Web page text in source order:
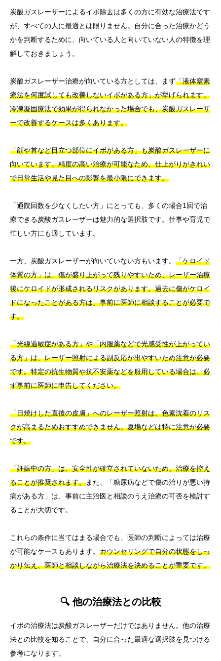
炭酸ガスレーザーによるイボ除去は多くの方に有効な治療法です
が、すべての人に最適とは限りません。自分に合った治療かどう
かを判断するために、向いている人と向いていない人の特徴を理
解しておきましょう。
炭酸ガスレーザー治療が向いている方としては、まず「液体窒素
療法を何度試しても改善しないイボがある方」が挙げられます。
冷凍凝固療法で効果が得られなかった場合でも、炭酸ガスレーザ
ーで改善するケースは多くあります。
「顔や首など目立つ部位にイボがある方」も炭酸ガスレーザーに
向いています。精度の高い治療が可能なため、仕上がりがきれい
で日常生活や見た目への影響を最小限にできます。
「通院回数を少なくしたい方」にとっても、多くの場合1回で治
療できる炭酸ガスレーザーは魅力的な選択肢です。仕事や育児で
忙しい方にも適しています。
一方、炭酸ガスレーザーが向いていない方もいます。 「ケロイド
体質の方」は、傷が盛り上がって残りやすいため、レーザー治療
後にケロイドが形成されるリスクがあります。過去に傷がケロイ
ドになったことがある方は、事前に医師に相談することが必要で
す。
「光線過敏症がある方」や「内服薬などで光感受性が上がってい
る方」は、レーザー照射による副反応が出やすいため注意が必要
です。特定の抗生物質や抗不安薬などを服用している場合は、必
ず事前に医師に申告してください。
「日焼けした直後の皮膚」へのレーザー照射は、色素沈着のリス
クが高まるためおすすめできません。夏場などは特に注意が必要
です。
「妊娠中の方」は、安全性が確立されていないため、治療を控え
ることが推奨されます。また、「糖尿病などで傷の治りが悪い持
病がある方」は、事前に主治医と相談のうえ治療の可否を検討す
ることが大切です。
これらの条件に当てはまる場合でも、医師の判断によっては治療
が可能なケースもあります。 カウンセリングで自分の状態をしっ
かり伝え、医師と相談しながら治療法を決めることが重要です。
🔍 他の治療法との比較
イボの治療法は炭酸ガスレーザーだけではありません。他の治療
法との比較を知ることで、自分に合った最適な選択肢を見つける
参考になります。